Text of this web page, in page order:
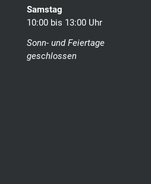
Samstag
10:00 bis 13:00 Uhr
Sonn- und Feiertage
geschlossen